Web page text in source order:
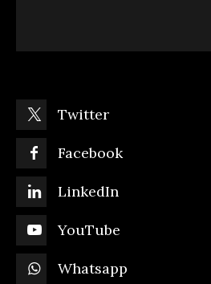
Twitter
Facebook
LinkedIn
YouTube
Whatsapp